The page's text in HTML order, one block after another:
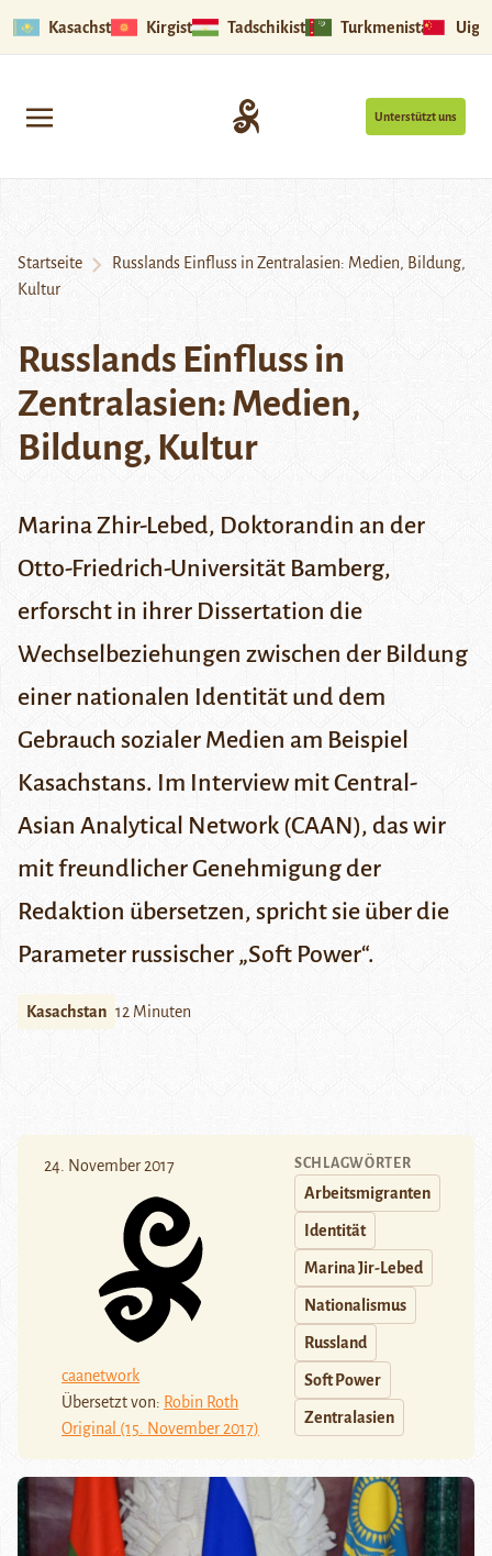
Kasachstan Kirgistan Tadschikistan Turkmenistan
Unterstützt uns
Startseite
Russlands Einfluss in Zentralasien: Medien, Bildung,
Kultur
Russlands Einfluss in
Zentralasien: Medien,
Bildung, Kultur
Marina Zhir-Lebed, Doktorandin an der
Otto-Friedrich-Universität Bamberg,
erforscht in ihrer Dissertation die
Wechselbeziehungen zwischen der Bildung
einer nationalen Identität und dem
Gebrauch sozialer Medien am Beispiel
Kasachstans. Im Interview mitCentral-
Asian Analytical Network (CAAN), das wir
mit freundlicher Genehmigung der
Redaktion übersetzen, spricht sie über die
Parameter russischer „Soft Power“.
Kasachstan 12 Minuten
24. November 2017
caanetwork
Übersetzt von: Robin Roth
Original (15. November 2017)
SCHLAGWÖRTER
Arbeitsmigranten
Identität
Marina Jir-Lebed
Nationalismus
Russland
Soft Power
Zentralasien